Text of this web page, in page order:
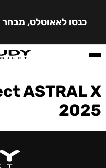
כנסו לאאוטלט,
ASTRAL X
2025